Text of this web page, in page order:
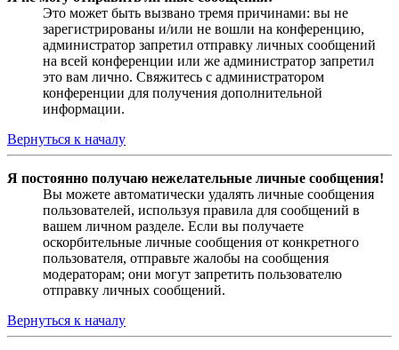
Это может быть вызвано тремя причинами: вы не
зарегистрированы и/или не вошли на конференцию,
администратор запретил отправку личных сообщений
на всей конференции или же администратор запретил
это вам лично. Свяжитесь с администратором
конференции для получения дополнительной
информации.
Вернуться к началу
Я постоянно получаю нежелательные личные сообщения!
Вы можете автоматически удалять личные сообщения
пользователей, используя правила для сообщений в
вашем личном разделе. Если вы получаете
оскорбительные личные сообщения от конкретного
пользователя, отправьте жалобы на сообщения
модераторам; они могут запретить пользователю
отправку личных сообщений.
Вернуться к началу